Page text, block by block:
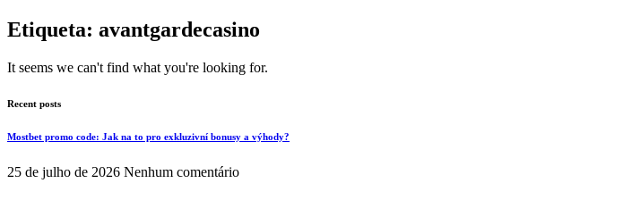
Etiqueta: avantgardecasino
It seems we can't find what you're looking for.
Recent posts
Mostbet promo code: Jak na to pro exkluzivní bonusy a výhody?
25 de julho de 2026 Nenhum comentário